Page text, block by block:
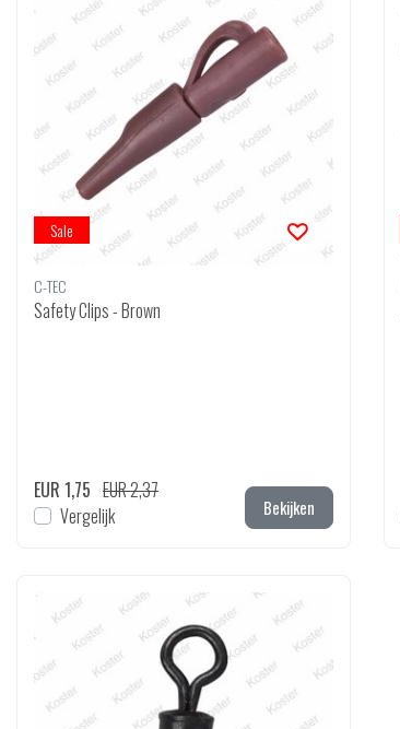
Sale
C-TEC
Safety Clips - Brown
EUR 1,75 EUR 2,37
Vergelijk
Bekijken